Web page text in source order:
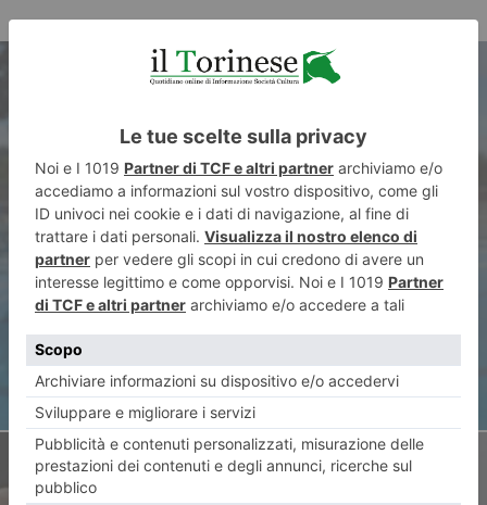
ARTICOLO PRECEDENTE
Lucia Tassinario nel fine
settimana sale sui blocchi di
Barcellona